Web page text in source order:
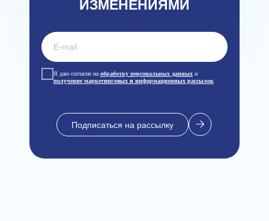
ИЗМЕНЕНИЯМИ
Я даю согласие на обработку персональных данных и
получение маркетинговых и информационных рассылок
Подписаться на рассылку